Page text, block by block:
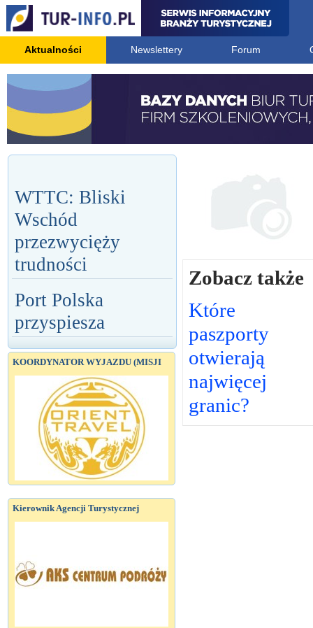
Aktualności Newslettery Forum
WTTC: Bliski
Wschód
przezwycięży
trudności
Port Polska
przyspiesza
KOORDYNATOR WYJAZDU (MISJI
Kierownik Agencji Turystycznej
Zobacz także
Które
paszporty
otwierają
najwięcej
granic?